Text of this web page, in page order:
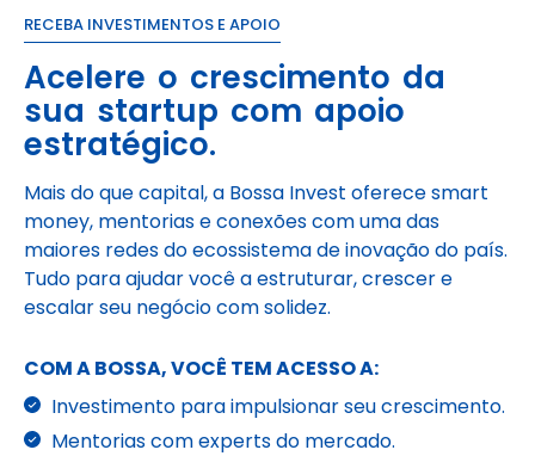
RECEBA INVESTIMENTOS E APOIO
Acelere o crescimento da
sua startup com apoio
estratégico.
Mais do que capital, a Bossa Invest oferece smart
money, mentorias e conexões com uma das
maiores redes do ecossistema de inovação do país.
Tudo para ajudar você a estruturar, crescer e
escalar seu negócio com solidez.
COM A BOSSA, VOCÊ TEM ACESSO A:
Investimento para impulsionar seu crescimento.
Mentorias com experts do mercado.